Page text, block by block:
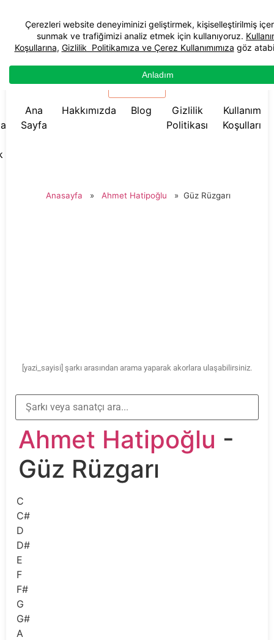
☰ Menü
Ana
Sayfa
Hakkımızda Blog
Gizlilik
Politikası
Kullanım
Koşulları
Anasayfa » Ahmet Hatipoğlu » Güz Rüzgarı
[yazi_sayisi] şarkı arasından arama yaparak akorlara ulaşabilirsiniz.
Ahmet Hatipoğlu -
Güz Rüzgarı
C
C#
D
D#
E
F
F#
G
G#
A